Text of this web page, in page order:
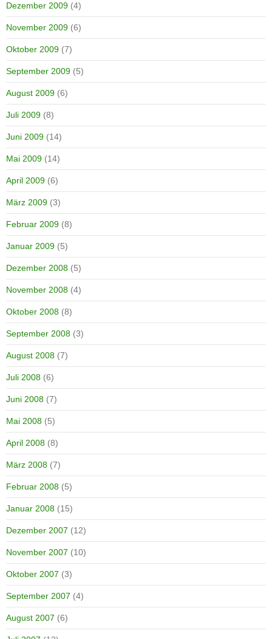
Dezember 2009 (4)
November 2009 (6)
Oktober 2009 (7)
September 2009 (5)
August 2009 (6)
Juli 2009 (8)
Juni 2009 (14)
Mai 2009 (14)
April 2009 (6)
März 2009 (3)
Februar 2009 (8)
Januar 2009 (5)
Dezember 2008 (5)
November 2008 (4)
Oktober 2008 (8)
September 2008 (3)
August 2008 (7)
Juli 2008 (6)
Juni 2008 (7)
Mai 2008 (5)
April 2008 (8)
März 2008 (7)
Februar 2008 (5)
Januar 2008 (15)
Dezember 2007 (12)
November 2007 (10)
Oktober 2007 (3)
September 2007 (4)
August 2007 (6)